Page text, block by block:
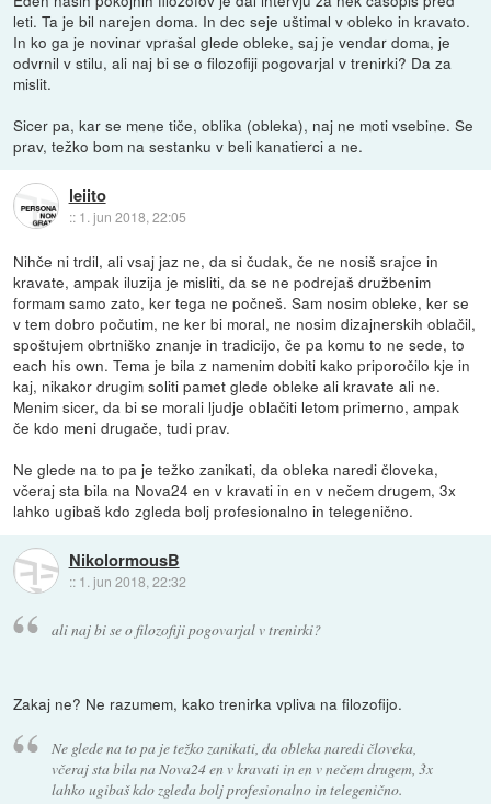
leti. Ta je bil narejen doma. In dec seje uštimal v obleko in kravato.
In ko ga je novinar vprašal glede obleke, saj je vendar doma, je
odvrnil v stilu, ali naj bi se o filozofiji pogovarjal v trenirki? Da za
mislit.
Sicer pa, kar se mene tiče, oblika (obleka), naj ne moti vsebine. Se
prav, težko bom na sestanku v beli kanatierci a ne.
leiito
:: 1. jun 2018, 22:05
Nihče ni trdil, ali vsaj jaz ne, da si čudak, če ne nosiš srajce in
kravate, ampak iluzija je misliti, da se ne podrejaš družbenim
formam samo zato, ker tega ne počneš. Sam nosim obleke, ker se
v tem dobro počutim, ne ker bi moral, ne nosim dizajnerskih oblačil,
spoštujem obrtniško znanje in tradicijo, če pa komu to ne sede, to
each his own. Tema je bila z namenim dobiti kako priporočilo kje in
kaj, nikakor drugim soliti pamet glede obleke ali kravate ali ne.
Menim sicer, da bi se morali ljudje oblačiti letom primerno, ampak
če kdo meni drugače, tudi prav.
Ne glede na to pa je težko zanikati, da obleka naredi človeka,
včeraj sta bila na Nova24 en v kravati in en v nečem drugem, 3x
lahko ugibaš kdo zgleda bolj profesionalno in telegenično.
NikolormousB
:: 1. jun 2018, 22:32
ali naj bi se o filozofiji pogovarjal v trenirki?
Zakaj ne? Ne razumem, kako trenirka vpliva na filozofijo.
Ne glede na to pa je težko zanikati, da obleka naredi človeka,
včeraj sta bila na Nova24 en v kravati in en v nečem drugem, 3x
lahko ugibaš kdo zgleda bolj profesionalno in telegenično.